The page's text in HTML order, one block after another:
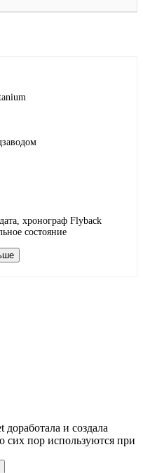
хронограф Flyback
состояние
и создала
сих пор используются при